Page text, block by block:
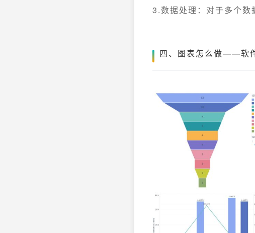
3.数据处理：对于多个数
四、图表怎么做——软